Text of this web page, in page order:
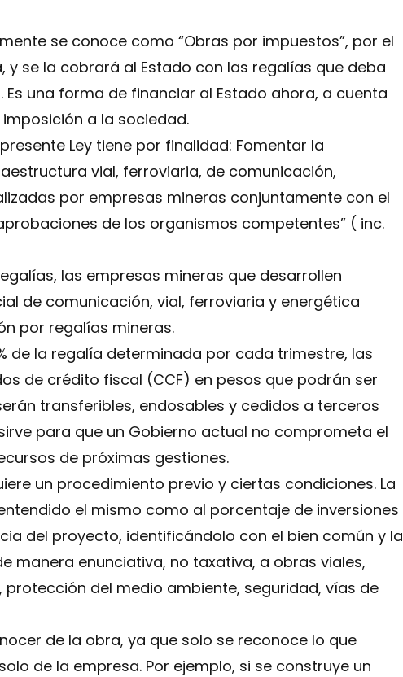
se conoce como “Obras por impuestos”, por el
se la cobrará al Estado con las regalías que deba
una forma de financiar al Estado ahora, a cuenta
a la sociedad.
Ley tiene por finalidad: Fomentar la
vial, ferroviaria, de comunicación,
por empresas mineras conjuntamente con el
de los organismos competentes” ( inc.
las empresas mineras que desarrollen
de comunicación, vial, ferroviaria y energética
por regalías mineras.
de la regalía determinada por cada trimestre, las
de crédito fiscal (CCF) en pesos que podrán ser
transferibles, endosables y cedidos a terceros
para que un Gobierno actual no comprometa el
de próximas gestiones.
un procedimiento previo y ciertas condiciones. La
el mismo como al porcentaje de inversiones
del proyecto, identificándolo con el bien común y la
manera enunciativa, no taxativa, a obras viales,
del medio ambiente, seguridad, vías de
de la obra, ya que solo se reconoce lo que
de la empresa. Por ejemplo, si se construye un